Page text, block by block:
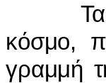
Τα
κόσμo,
γραμμή